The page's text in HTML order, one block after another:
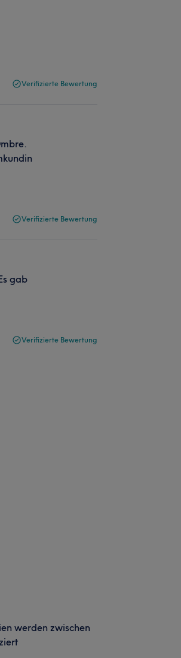
Verifizierte Bewertung
Verifizierte Bewertung
gab
Verifizierte Bewertung
werden zwischen